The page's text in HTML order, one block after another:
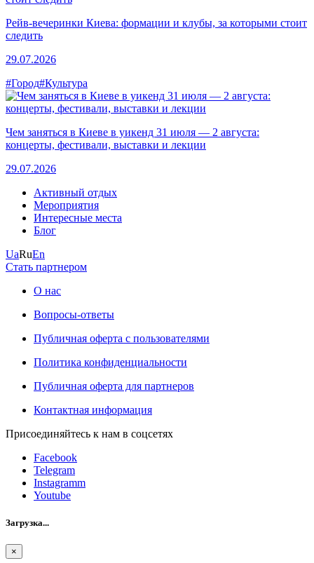
Рейв-вечеринки Киева: формации и клубы, за которыми стоит
следить
29.07.2026
#Город#Культура
Чем заняться в Киеве в уикенд 31 июля — 2 августа:
концерты, фестивали, выставки и лекции
29.07.2026
Активный отдых
Мероприятия
Интересные места
Блог
UaRuEn
Стать партнером
О нас
Вопросы-ответы
Публичная оферта с пользователями
Политика конфиденциальности
Публичная оферта для партнеров
Контактная информация
Присоединяйтесь к нам в соцсетях
Facebook
Telegram
Instagramm
Youtube
Загрузка...
×